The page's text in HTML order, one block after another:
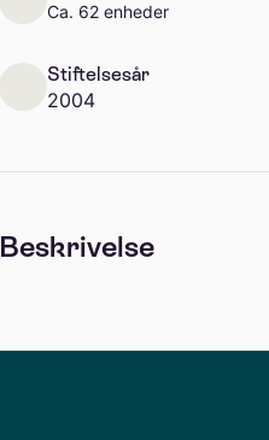
Ca. 62 enheder
Stiftelsesår
2004
Beskrivelse